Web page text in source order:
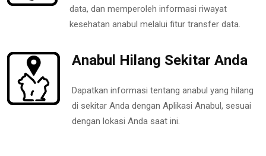
data, dan memperoleh informasi riwayat
kesehatan anabul melalui fitur transfer data.
Anabul Hilang Sekitar Anda
Dapatkan informasi tentang anabul yang hilang
di sekitar Anda dengan Aplikasi Anabul, sesuai
dengan lokasi Anda saat ini.